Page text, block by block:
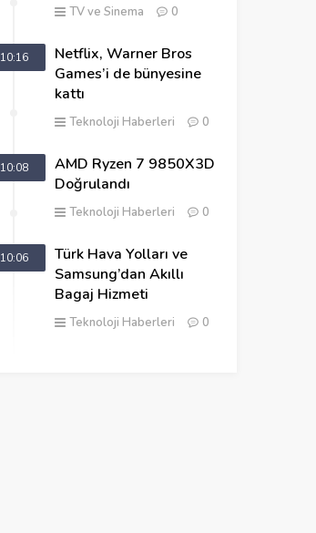
Etmenin Yolları
TV ve Sinema 0
10:16
Netflix, Warner Bros
Games’i de bünyesine
kattı
Teknoloji Haberleri 0
10:08
AMD Ryzen 7 9850X3D
Doğrulandı
Teknoloji Haberleri 0
10:06
Türk Hava Yolları ve
Samsung’dan Akıllı
Bagaj Hizmeti
Teknoloji Haberleri 0